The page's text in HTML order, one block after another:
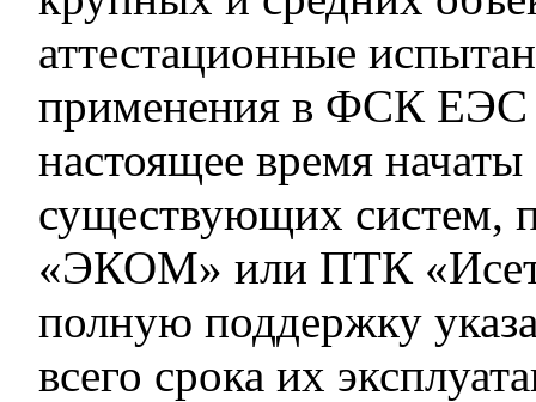
аттестационные
применения в ФСК
настоящее время
существующих систем,
«ЭКОМ» или ПТК
полную поддержку
всего срока их